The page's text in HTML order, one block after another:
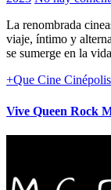
La renombrada cineasta Sofia Coppola nos lleva a través de un
viaje, íntimo y
se sumerge en la
+Que Cine Cinépolis
Vive Queen Rock